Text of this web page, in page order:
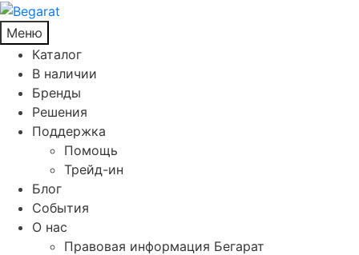
Меню
Каталог
В наличии
Бренды
Решения
Поддержка
Помощь
Трейд-ин
Блог
События
О нас
Правовая информация Бегарат